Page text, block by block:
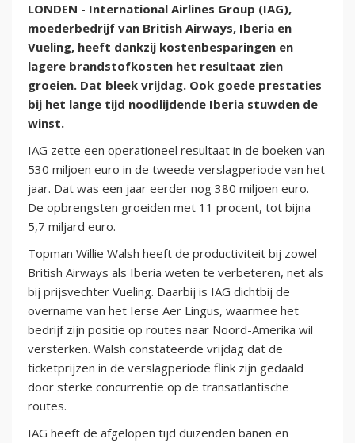
LONDEN - International Airlines Group (IAG),
moederbedrijf van British Airways, Iberia en
Vueling, heeft dankzij kostenbesparingen en
lagere brandstofkosten het resultaat zien
groeien. Dat bleek vrijdag. Ook goede prestaties
bij het lange tijd noodlijdende Iberia stuwden de
winst.
IAG zette een operationeel resultaat in de boeken van
530 miljoen euro in de tweede verslagperiode van het
jaar. Dat was een jaar eerder nog 380 miljoen euro.
De opbrengsten groeiden met 11 procent, tot bijna
5,7 miljard euro.
Topman Willie Walsh heeft de productiviteit bij zowel
British Airways als Iberia weten te verbeteren, net als
bij prijsvechter Vueling. Daarbij is IAG dichtbij de
overname van het Ierse Aer Lingus, waarmee het
bedrijf zijn positie op routes naar Noord-Amerika wil
versterken. Walsh constateerde vrijdag dat de
ticketprijzen in de verslagperiode flink zijn gedaald
door sterke concurrentie op de transatlantische
routes.
IAG heeft de afgelopen tijd duizenden banen en